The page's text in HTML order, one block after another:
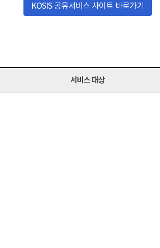
KOSIS 공유서비스 사이트 바로가기
서비스 대상